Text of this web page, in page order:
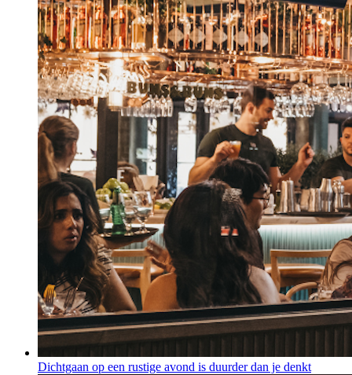
Dichtgaan op een rustige avond is duurder dan je denkt